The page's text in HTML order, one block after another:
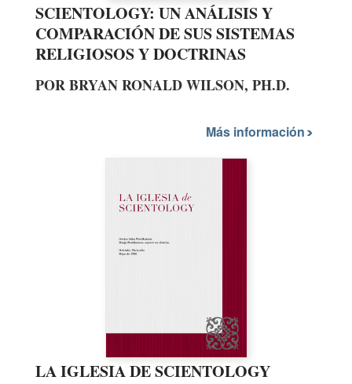
SCIENTOLOGY: UN ANÁLISIS Y
COMPARACIÓN DE SUS SISTEMAS
RELIGIOSOS Y DOCTRINAS
POR BRYAN RONALD WILSON, PH.D.
Más información
LA IGLESIA DE SCIENTOLOGY